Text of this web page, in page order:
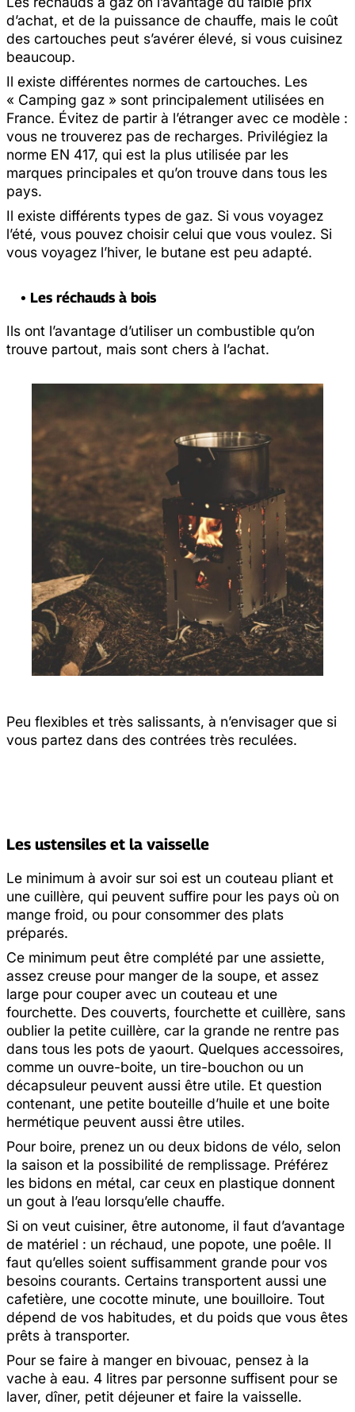
d’achat, et de la puissance de chauffe, mais le coût
des cartouches peut s’avérer élevé, si vous cuisinez
beaucoup.
Il existe différentes normes de cartouches. Les
« Camping gaz » sont principalement utilisées en
France. Évitez de partir à l’étranger avec ce modèle :
vous ne trouverez pas de recharges. Privilégiez la
norme EN 417, qui est la plus utilisée par les
marques principales et qu’on trouve dans tous les
pays.
Il existe différents types de gaz. Si vous voyagez
l’été, vous pouvez choisir celui que vous voulez. Si
vous voyagez l’hiver, le butane est peu adapté.
• Les réchauds à bois
Ils ont l’avantage d’utiliser un combustible qu’on
trouve partout, mais sont chers à l’achat.
Peu flexibles et très salissants, à n’envisager que si
vous partez dans des contrées très reculées.
Les ustensiles et la vaisselle
Le minimum à avoir sur soi est un couteau pliant et
une cuillère, qui peuvent suffire pour les pays où on
mange froid, ou pour consommer des plats
préparés.
Ce minimum peut être complété par une assiette,
assez creuse pour manger de la soupe, et assez
large pour couper avec un couteau et une
fourchette. Des couverts, fourchette et cuillère, sans
oublier la petite cuillère, car la grande ne rentre pas
dans tous les pots de yaourt. Quelques accessoires,
comme un ouvre-boite, un tire-bouchon ou un
décapsuleur peuvent aussi être utile. Et question
contenant, une petite bouteille d’huile et une boite
hermétique peuvent aussi être utiles.
Pour boire, prenez un ou deux bidons de vélo, selon
la saison et la possibilité de remplissage. Préférez
les bidons en métal, car ceux en plastique donnent
un gout à l’eau lorsqu’elle chauffe.
Si on veut cuisiner, être autonome, il faut d’avantage
de matériel : un réchaud, une popote, une poêle. Il
faut qu’elles soient suffisamment grande pour vos
besoins courants. Certains transportent aussi une
cafetière, une cocotte minute, une bouilloire. Tout
dépend de vos habitudes, et du poids que vous êtes
prêts à transporter.
Pour se faire à manger en bivouac, pensez à la
vache à eau. 4 litres par personne suffisent pour se
laver, dîner, petit déjeuner et faire la vaisselle.